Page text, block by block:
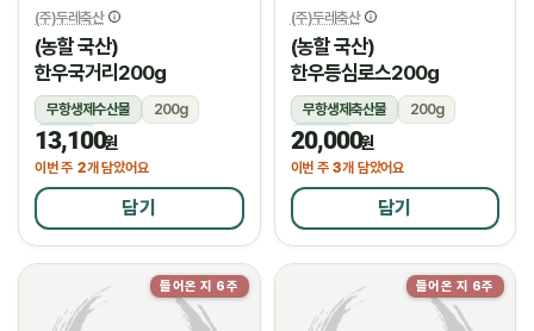
(주)두레축산
(농할 국산)
한우국거리200g
무항생제수산물
200g
냉장
13,100원
이번 주 2개 담았어요
담기
(주)두레축산
(농할 국산)
한우등심로스200g
무항생제축산물
200g
냉장
20,000원
이번 주 3개 담았어요
담기
들어온 지 6주 들어온 지 6주